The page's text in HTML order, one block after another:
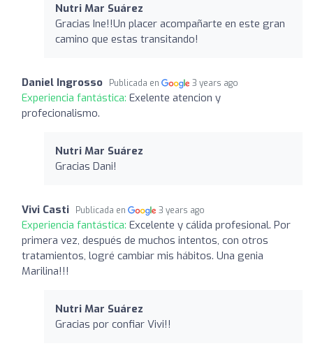
Nutri Mar Suárez ️
Gracias Ine!!Un placer acompañarte en este gran
camino que estas transitando!
Daniel Ingrosso Publicada en 3 years ago
Experiencia fantástica: Exelente atencion y
profecionalismo.
Nutri Mar Suárez ️
Gracias Dani!
Vivi Casti Publicada en 3 years ago
Experiencia fantástica: Excelente y cálida profesional. Por
primera vez, después de muchos intentos, con otros
tratamientos, logré cambiar mis hábitos. Una genia
Marilina!!!
Nutri Mar Suárez ️
Gracias por confiar Vivi!!